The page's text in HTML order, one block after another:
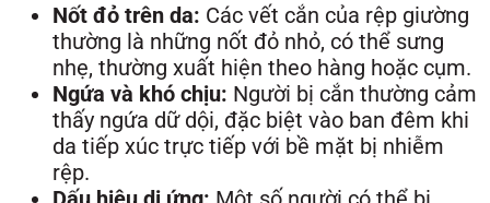
Nốt đỏ trên da: Các vết cắn của rệp giường
thường là những nốt đỏ nhỏ, có thể sưng
nhẹ, thường xuất hiện theo hàng hoặc cụm.
Ngứa và khó chịu: Người bị cắn thường cảm
thấy ngứa dữ dội, đặc biệt vào ban đêm khi
da tiếp xúc trực tiếp với bề mặt bị nhiễm
rệp.